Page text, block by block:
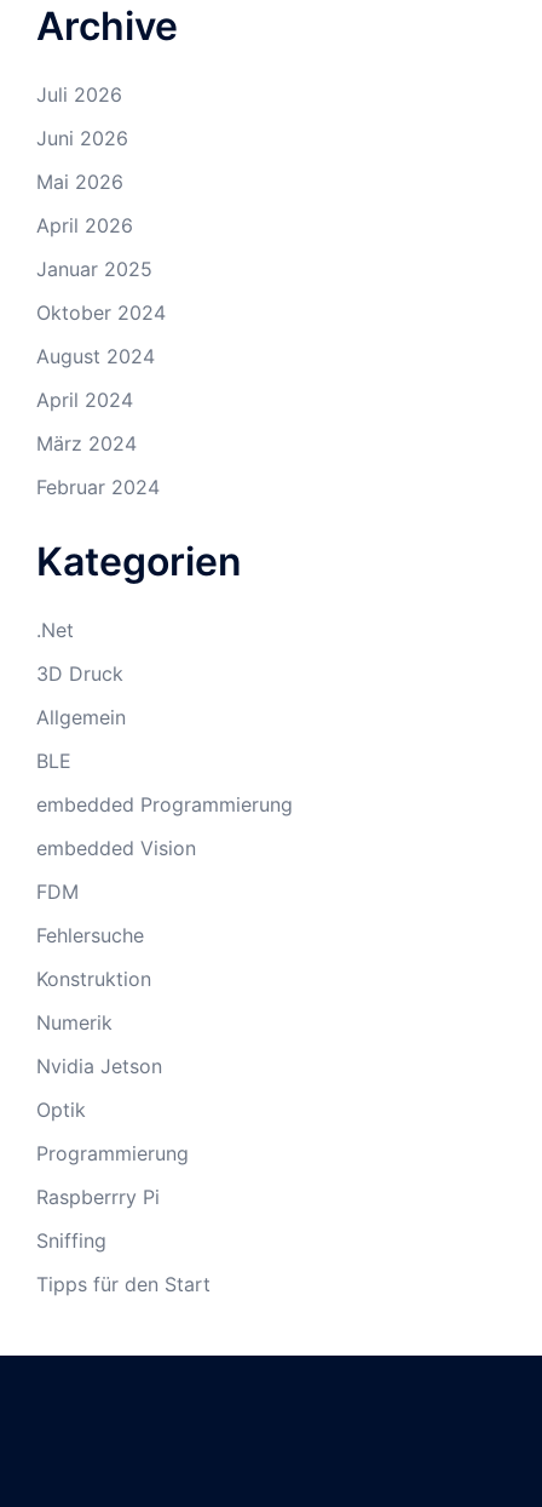
Archive
Juli 2026
Juni 2026
Mai 2026
April 2026
Januar 2025
Oktober 2024
August 2024
April 2024
März 2024
Februar 2024
Kategorien
.Net
3D Druck
Allgemein
BLE
embedded Programmierung
embedded Vision
FDM
Fehlersuche
Konstruktion
Numerik
Nvidia Jetson
Optik
Programmierung
Raspberrry Pi
Sniffing
Tipps für den Start